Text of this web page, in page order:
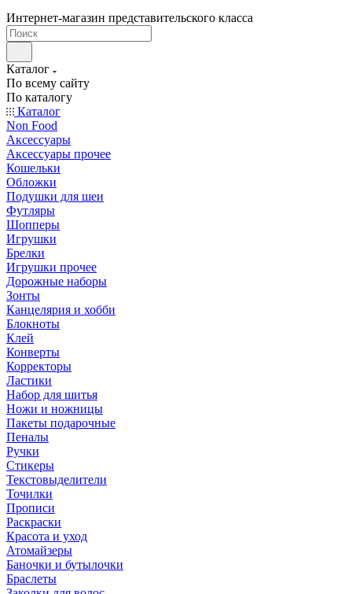
Интернет-магазин представительского класса
Каталог
По всему сайту
По каталогу
Каталог
Non Food
Аксессуары
Аксессуары прочее
Кошельки
Обложки
Подушки для шеи
Футляры
Шопперы
Игрушки
Брелки
Игрушки прочее
Дорожные наборы
Зонты
Канцелярия и хобби
Блокноты
Клей
Конверты
Корректоры
Ластики
Набор для шитья
Ножи и ножницы
Пакеты подарочные
Пеналы
Ручки
Стикеры
Текстовыделители
Точилки
Прописи
Раскраски
Красота и уход
Атомайзеры
Баночки и бутылочки
Браслеты